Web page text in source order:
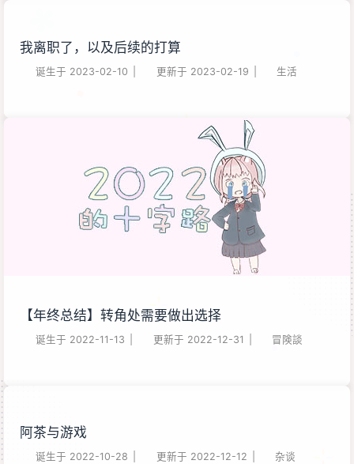
我离职了，以及后续的打算
诞生于 2023-02-10 更新于 2023-02-19 生活
【年终总结】转角处需要做出选择
诞生于 2022-11-13 更新于 2022-12-31 冒険談
阿茶与游戏
诞生于 2022-10-28 更新于 2022-12-12 杂谈